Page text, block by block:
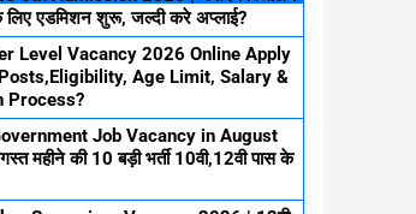
लिए एडमिशन शुरू, जल्दी करे अप्लाई?
Level Vacancy 2026 Online Apply
Age Limit, Salary &
Process?
Job Vacancy in August
महीने की 10 बड़ी भर्ती 10वी,12वी पास के